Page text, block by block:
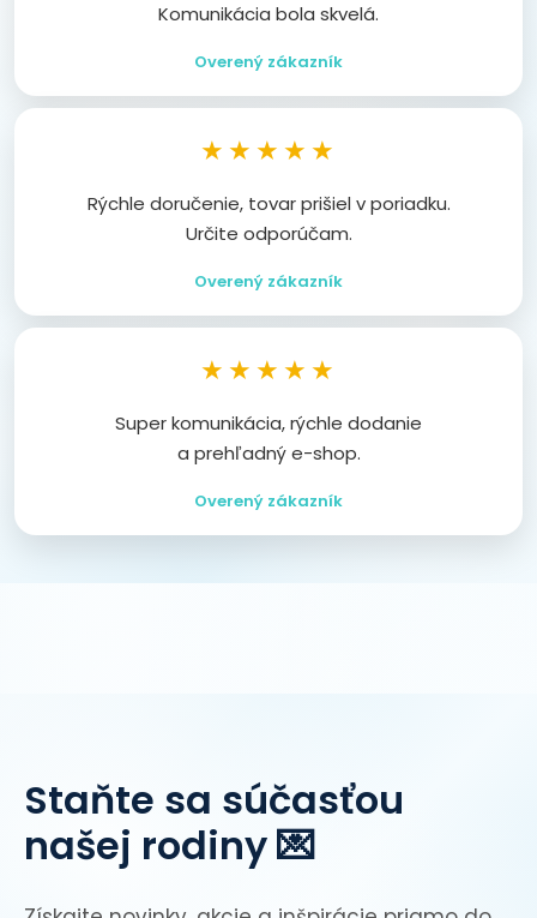
Komunikácia bola skvelá.
Overený zákazník
★★★★★
Rýchle doručenie, tovar prišiel v poriadku.
Určite odporúčam.
Overený zákazník
★★★★★
Super komunikácia, rýchle dodanie
a prehľadný e-shop.
Overený zákazník
Staňte sa súčasťou
našej rodiny 💌